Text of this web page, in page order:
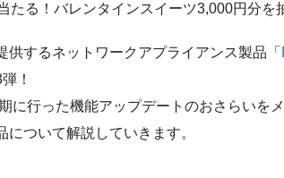
たる！バレンタインスイーツ3,000円分を
供するネットワークアプライアンス製品「
！
に行った機能アップデートのおさらいを
ついて解説していきます。